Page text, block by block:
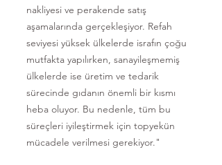
nakliyesi ve perakende satış
aşamalarında gerçekleşiyor. Refah
seviyesi yüksek ülkelerde israfın çoğu
mutfakta yapılırken, sanayileşmemiş
ülkelerde ise üretim ve tedarik
sürecinde gıdanın önemli bir kısmı
heba oluyor. Bu nedenle, tüm bu
süreçleri iyileştirmek için topyekün
mücadele verilmesi gerekiyor."